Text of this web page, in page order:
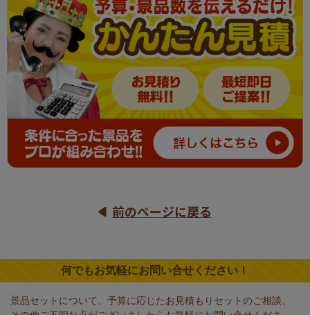
前のページに戻る
何でもお気軽にお問い合せください！
景品セットについて、予算に応じたお見積もりセットのご相談、